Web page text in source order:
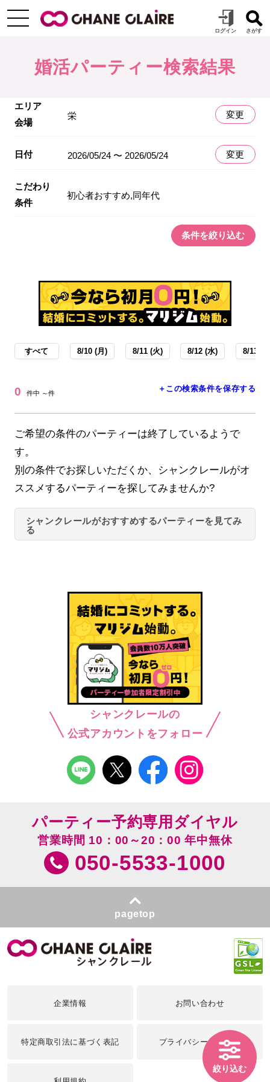
婚活パーティー検索結果
エリア
会場
栄 変更
日付 2026/05/24 〜 2026/05/24 変更
こだわり
条件
初心者おすすめ,同年代
条件を絞り込む
すべて 8/10 (月) 8/11 (火) 8/12 (水) 8/13 (
0 件中 ～件 ＋この検索条件を保存する
ご希望の条件のパーティーは終了しているようで
す。
別の条件でお探しいただくか、シャンクレールがオ
ススメするパーティーを探してみませんか?
シャンクレールがおすすめするパーティーを見てみ
る
シャンクレールの
公式アカウントをフォロー
絞り込む
パーティー予約専用ダイヤル
営業時間 10：00～20：00 年中無休
050-5533-1000
pagetop
企業情報 お問い合わせ
特定商取引法に基づく表記 プライバシーポリシー